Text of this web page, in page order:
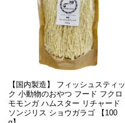
【国内製造】 フィッシュスティッ
ク 小動物のおやつ フード フクロ
モモンガ ハムスター リチャード
ソンジリス ショウガラゴ 【100